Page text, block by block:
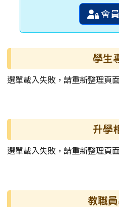
會
學生
選單載入失敗，請重新整理頁
升學
選單載入失敗，請重新整理頁
教職